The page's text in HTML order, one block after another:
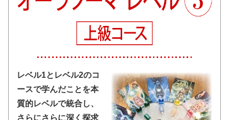
レベル1とレベル2のコ
ースで学んだことを本
質的レベルで統合し、
さらにさらに深く探求